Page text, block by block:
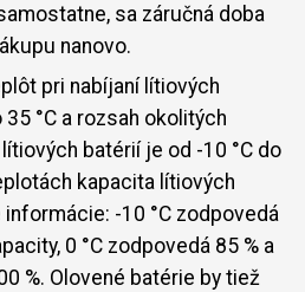
sa záručná doba
nanovo.
pri nabíjaní lítiových
35 °C a rozsah okolitých
batérií je od -10 °C do
kapacita lítiových
-10 °C zodpovedá
0 °C zodpovedá 85 % a
%. Olovené batérie by tiež